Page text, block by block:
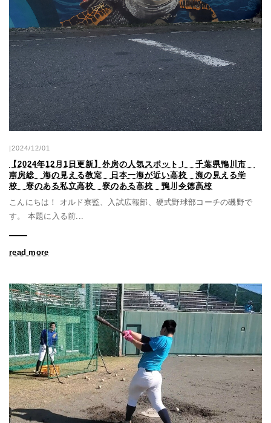
|2024/12/01
【2024年12月1日更新】外房の人気スポット！ 千葉県鴨川市
南房総 海の見える教室 日本一海が近い高校 海の見える学
校 寮のある私立高校 寮のある高校 鴨川令徳高校
こんにちは！ オルド寮監、入試広報部、硬式野球部コーチの磯野で
す。 本題に入る前...
read more